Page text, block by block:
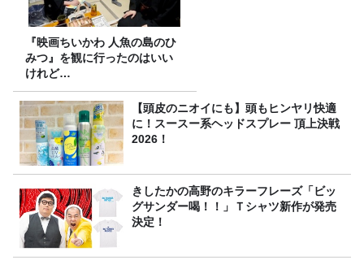
『映画ちいかわ 人魚の島のひ
みつ』を観に行ったのはいい
けれど…
【頭皮のニオイにも】頭もヒンヤリ快適
に！スースー系ヘッドスプレー 頂上決戦
2026！
きしたかの高野のキラーフレーズ「ビッ
グサンダー喝！！」Ｔシャツ新作が発売
決定！